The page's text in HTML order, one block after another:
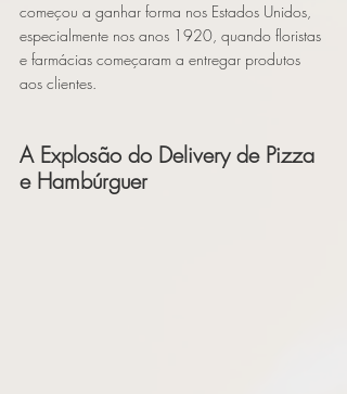
começou a ganhar forma nos Estados Unidos,
especialmente nos anos 1920, quando floristas
e farmácias começaram a entregar produtos
aos clientes.
A Explosão do Delivery de Pizza
e Hambúrguer